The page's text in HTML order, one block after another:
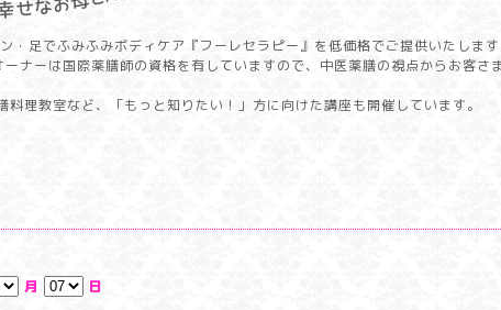
足でふみふみボディケア『フーレセラピー』を低価格でご提供いたします
ナーは国際薬膳師の資格を有していますので、中医薬膳の視点からお客さ
理教室など、「もっと知りたい！」方に向けた講座も開催しています。
月
日